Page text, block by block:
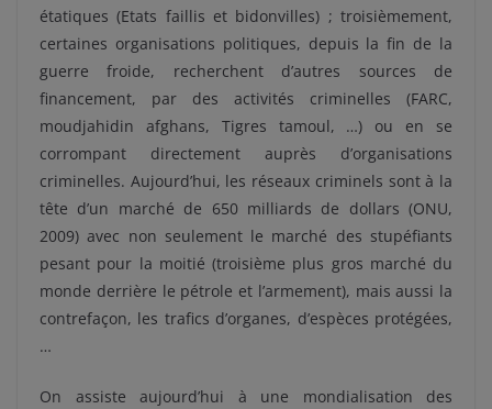
étatiques (Etats faillis et bidonvilles) ; troisièmement,
certaines organisations politiques, depuis la fin de la
guerre froide, recherchent d’autres sources de
financement, par des activités criminelles (FARC,
moudjahidin afghans, Tigres tamoul, …) ou en se
corrompant directement auprès d’organisations
criminelles. Aujourd’hui, les réseaux criminels sont à la
tête d’un marché de 650 milliards de dollars (ONU,
2009) avec non seulement le marché des stupéfiants
pesant pour la moitié (troisième plus gros marché du
monde derrière le pétrole et l’armement), mais aussi la
contrefaçon, les trafics d’organes, d’espèces protégées,
…
On assiste aujourd’hui à une mondialisation des